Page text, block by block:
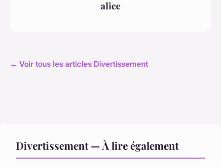
alice
← Voir tous les articles Divertissement
Divertissement — À lire également